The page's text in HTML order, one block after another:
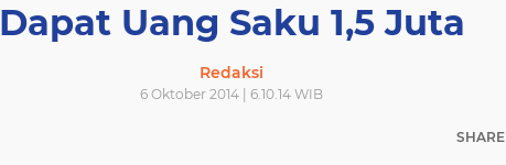
Dapat Uang Saku 1,5 Juta
Redaksi
6 Oktober 2014 | 6.10.14 WIB
SHARE